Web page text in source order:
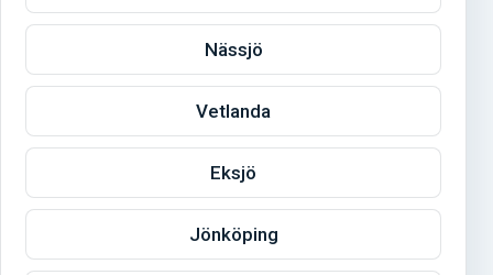
Nässjö
Vetlanda
Eksjö
Jönköping